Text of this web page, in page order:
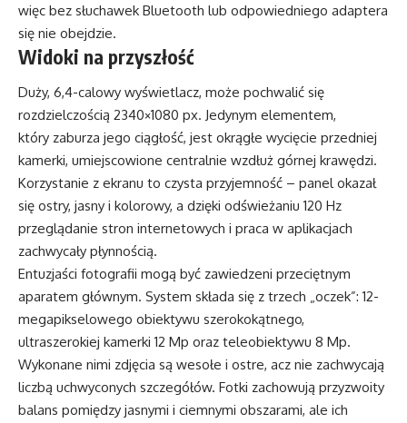
więc bez słuchawek Bluetooth lub odpowiedniego adaptera
się nie obejdzie.
Widoki na przyszłość
Duży, 6,4-calowy wyświetlacz, może pochwalić się
rozdzielczością 2340×1080 px. Jedynym elementem,
który zaburza jego ciągłość, jest okrągłe wycięcie przedniej
kamerki, umiejscowione centralnie wzdłuż górnej krawędzi.
Korzystanie z ekranu to czysta przyjemność – panel okazał
się ostry, jasny i kolorowy, a dzięki odświeżaniu 120 Hz
przeglądanie stron internetowych i praca w aplikacjach
zachwycały płynnością.
Entuzjaści fotografii mogą być zawiedzeni przeciętnym
aparatem głównym. System składa się z trzech „oczek”: 12-
megapikselowego obiektywu szerokokątnego,
ultraszerokiej kamerki 12 Mp oraz teleobiektywu 8 Mp.
Wykonane nimi zdjęcia są wesołe i ostre, acz nie zachwycają
liczbą uchwyconych szczegółów. Fotki zachowują przyzwoity
balans pomiędzy jasnymi i ciemnymi obszarami, ale ich